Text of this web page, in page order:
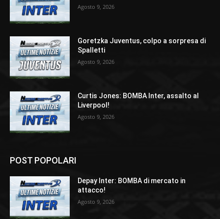
Agosto 9, 2026
Goretzka Juventus, colpo a sorpresa di
Spalletti
Agosto 9, 2026
Curtis Jones: BOMBA Inter, assalto al
Liverpool!
Agosto 9, 2026
POST POPOLARI
Depay Inter: BOMBA di mercato in
attacco!
Agosto 9, 2026